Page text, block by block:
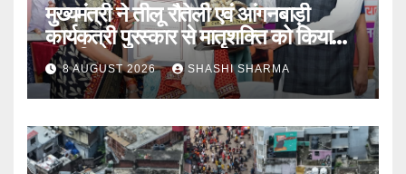
मुख्यमंत्री ने तीलू रौतेली एवं आंगनबाड़ी
कार्यकत्री पुरस्कार से मातृशक्ति को किया
सम्मानित
8 AUGUST 2026 SHASHI SHARMA